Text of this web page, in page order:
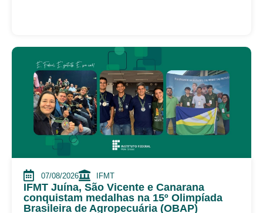
07/08/2026 IFMT
IFMT Juína, São Vicente e Canarana
conquistam medalhas na 15º Olimpíada
Brasileira de Agropecuária (OBAP)